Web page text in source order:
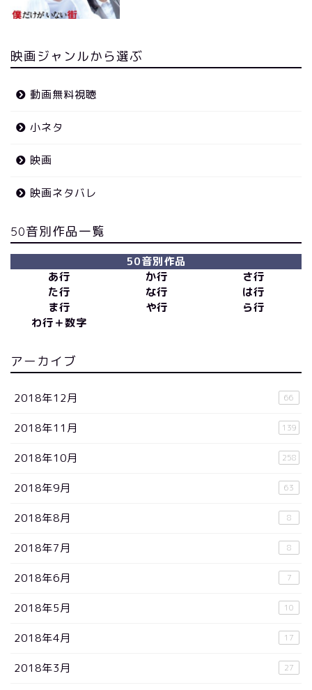
映画ジャンルから選ぶ
動画無料視聴
小ネタ
映画
映画ネタバレ
50音別作品一覧
50音別作品
あ行
か行
さ行
た行
な行
は行
ま行
や行
ら行
わ行＋数字
アーカイブ
2018年12月 66
2018年11月 139
2018年10月 258
2018年9月 63
2018年8月 8
2018年7月 8
2018年6月 7
2018年5月 10
2018年4月 17
2018年3月 27